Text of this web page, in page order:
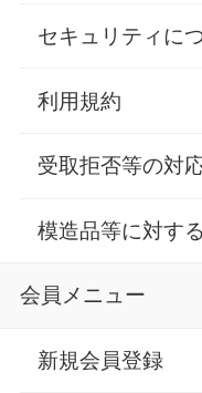
セキュリティに
利用規約
受取拒否等の対
模造品等に対す
会員メニュー
新規会員登録